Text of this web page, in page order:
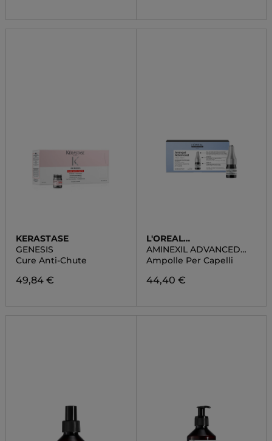
KERASTASE
GENESIS
Cure Anti-Chute
49,84 €
L'OREAL
PROFESSIONNEL
AMINEXIL ADVANCED
FIALE
Ampolle Per Capelli
44,40 €